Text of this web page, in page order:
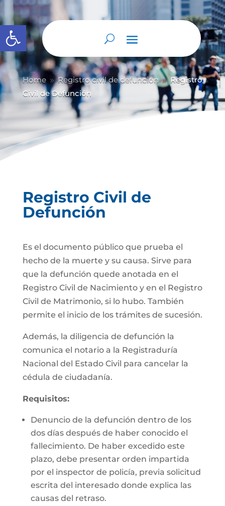
Abrir barra de herramientas
Home 9 Registro civil de defunción 9 Registro
Civil de Defunción
Registro Civil de
Defunción
Es el documento público que prueba el
hecho de la muerte y su causa. Sirve para
que la defunción quede anotada en el
Registro Civil de Nacimiento y en el Registro
Civil de Matrimonio, si lo hubo. También
permite el inicio de los trámites de sucesión.
Además, la diligencia de defunción la
comunica el notario a la Registraduría
Nacional del Estado Civil para cancelar la
cédula de ciudadanía.
Requisitos:
Denuncio de la defunción dentro de los
dos días después de haber conocido el
fallecimiento. De haber excedido este
plazo, debe presentar orden impartida
por el inspector de policía, previa solicitud
escrita del interesado donde explica las
causas del retraso.